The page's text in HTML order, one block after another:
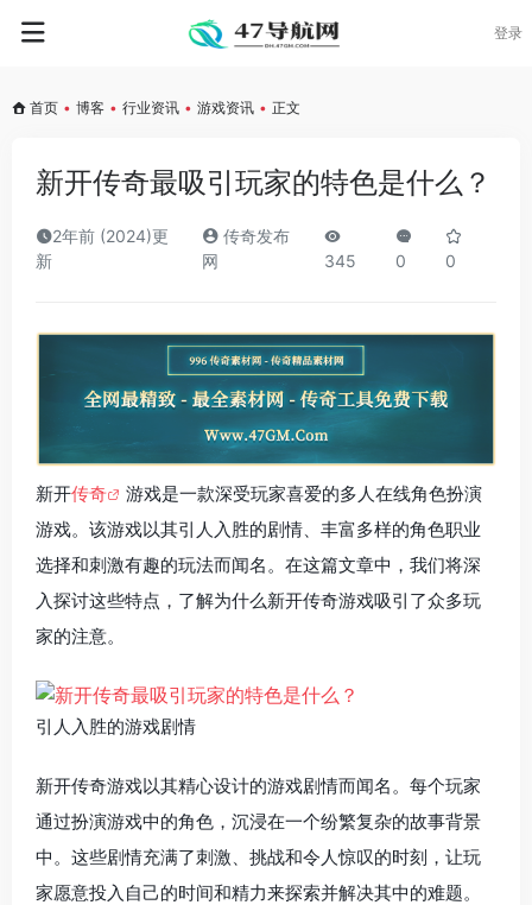
登录
首页 • 博客 • 行业资讯 • 游戏资讯 • 正文
新开传奇最吸引玩家的特色是什么？
2年前 (2024)更
新
传奇发布
网
345 0 0
新开传奇
游戏是一款深受玩家喜爱的多人在线角色扮演
游戏。该游戏以其引人入胜的剧情、丰富多样的角色职业
选择和刺激有趣的玩法而闻名。在这篇文章中，我们将深
入探讨这些特点，了解为什么新开传奇游戏吸引了众多玩
家的注意。
引人入胜的游戏剧情
新开传奇游戏以其精心设计的游戏剧情而闻名。每个玩家
通过扮演游戏中的角色，沉浸在一个纷繁复杂的故事背景
中。这些剧情充满了刺激、挑战和令人惊叹的时刻，让玩
家愿意投入自己的时间和精力来探索并解决其中的难题。